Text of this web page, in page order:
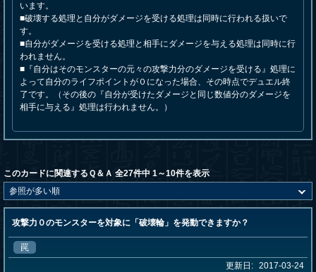
います。
■破壊する処理と自分がダメージを受ける処理は同時に行われる扱いで
す。
■自分がダメージを受ける処理と相手にダメージを与える処理は同時に行
われません。
■『自分はそのモンスターの元々の攻撃力分のダメージを受ける』処理に
よって自分のライフポイントが０になった場合、その時点でデュエル終
了です。（その後の『自分が受けたダメージと同じ数値分のダメージを
相手に与える』処理は行われません。）
このカードに関連するＱ＆Ａ 全27件中 1～10件を表示
攻撃力０のモンスターを対象に「破壊輪」を発動できますか？
罠
更新日: 2017-03-24